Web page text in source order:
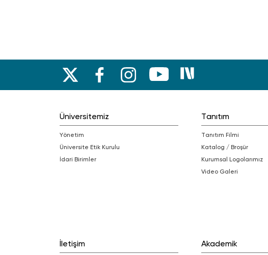
Üniversitemiz
Yönetim
Üniversite Etik Kurulu
İdari Birimler
Tanıtım
Tanıtım Filmi
Katalog / Broşür
Kurumsal Logolarımız
Video Galeri
İletişim Akademik